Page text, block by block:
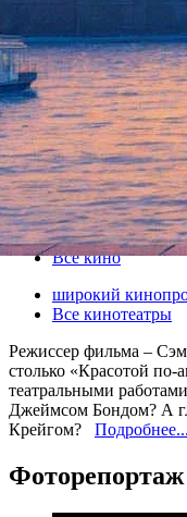
007:
29 октября 2012,
Версия для печати
Все кино
широкий
Все кинотеатры
Режиссер фильма –
столько «Красотой по-
театральными
Джеймсом Бондом? А
Крейгом? Подробнее...
Фоторепортаж